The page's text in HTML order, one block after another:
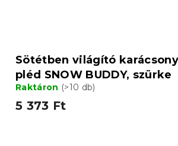
Sötétben világító
pléd SNOW BUDDY, szürke
Raktáron (>10 db)
5 373 Ft